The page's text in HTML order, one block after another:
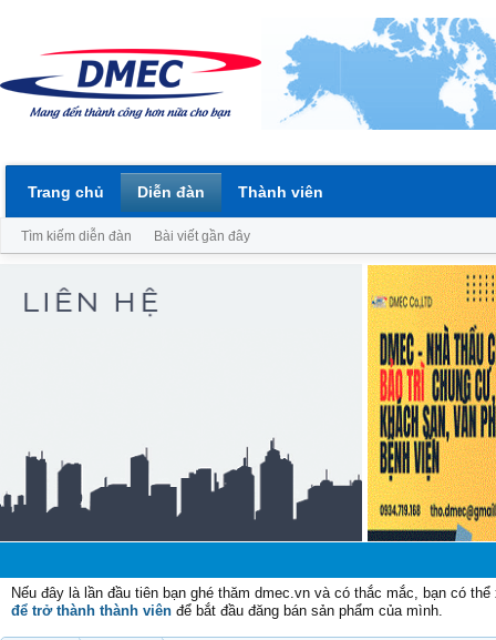
Nếu đây là lần đầu tiên bạn ghé thăm dmec.vn và có thắc mắc, bạn có
để trở thành thành viên để bắt đầu đăng bán sản phẩm của mình.
Trang chủ Diễn đàn
Tìm kiếm diễn đàn Bài viết gần đây
Thành viên